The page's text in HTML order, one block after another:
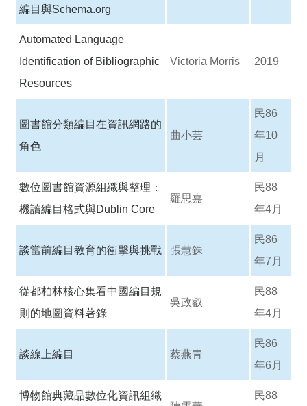
編目與Schema.org
Automated Language
Identification of Bibliographic
Resources
Victoria Morris 2019
圖書館分類編目在資訊網路的
角色
曲小芸
民86
年10
月
數位圖書館資源組織與整理：
機讀編目格式與Dublin Core
羅思嘉
民88
年4月
談當前編目教育的衝擊與挑戰 張慧銖
民86
年7月
從都柏林核心集看中國編目規
則的地圖資料著錄
吳政叡
民88
年4月
談線上編目 蔡燕青
民86
年6月
博物館典藏品數位化資訊組織
民88